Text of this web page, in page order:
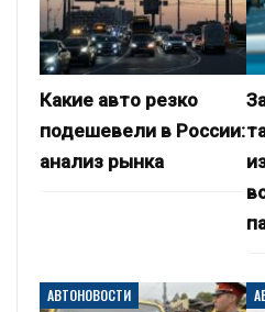
Какие авто резко
подешевели в России:
анализ рынка
АВТОНОВОСТИ